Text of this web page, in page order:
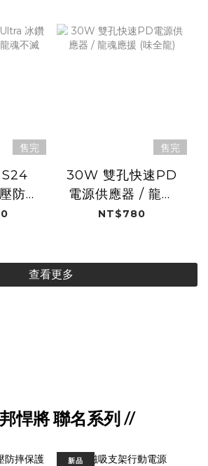
售完
防摔
滅
售完
30W 雙孔快速PD
電源供應器 / 龍魂
應援 (味全龍)
NT$780
查看更多
悍將 聯名系列 //
新品